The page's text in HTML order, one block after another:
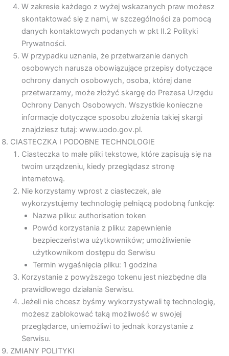
W zakresie każdego z wyżej wskazanych praw możesz
skontaktować się z nami, w szczególności za pomocą
danych kontaktowych podanych w pkt II.2 Polityki
Prywatności.
W przypadku uznania, że przetwarzanie danych
osobowych narusza obowiązujące przepisy dotyczące
ochrony danych osobowych, osoba, której dane
przetwarzamy, może złożyć skargę do Prezesa Urzędu
Ochrony Danych Osobowych. Wszystkie konieczne
informacje dotyczące sposobu złożenia takiej skargi
znajdziesz tutaj: www.uodo.gov.pl.
CIASTECZKA I PODOBNE TECHNOLOGIE
Ciasteczka to małe pliki tekstowe, które zapisują się na
twoim urządzeniu, kiedy przeglądasz stronę
internetową.
Nie korzystamy wprost z ciasteczek, ale
wykorzystujemy technologię pełniącą podobną funkcję:
Nazwa pliku: authorisation token
Powód korzystania z pliku: zapewnienie
bezpieczeństwa użytkowników; umożliwienie
użytkownikom dostępu do Serwisu
Termin wygaśnięcia pliku: 1 godzina
Korzystanie z powyższego tokenu jest niezbędne dla
prawidłowego działania Serwisu.
Jeżeli nie chcesz byśmy wykorzystywali tę technologię,
możesz zablokować taką możliwość w swojej
przeglądarce, uniemożliwi to jednak korzystanie z
Serwisu.
ZMIANY POLITYKI